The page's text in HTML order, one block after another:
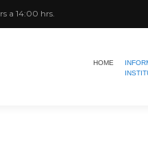
a 14:00 hrs.
HOME